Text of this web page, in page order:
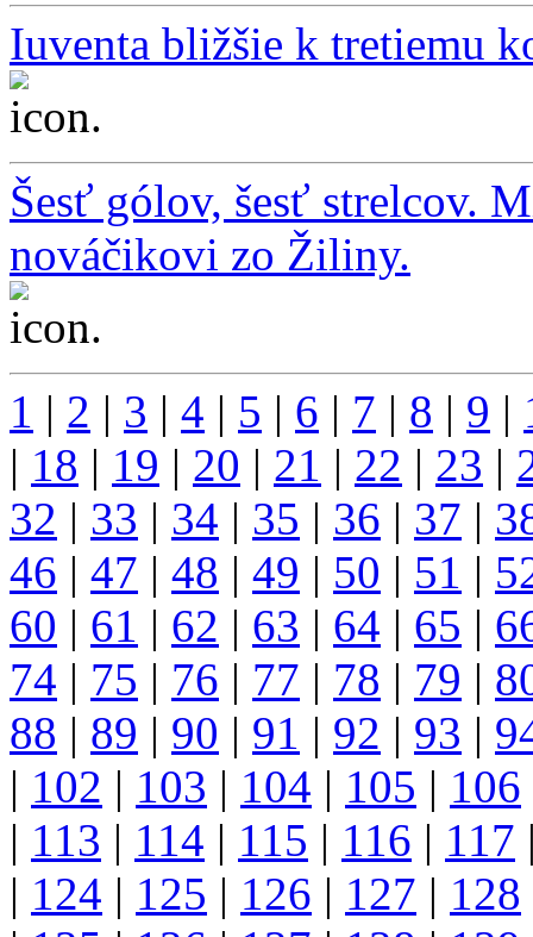
Iuventa bližšie k tretiemu
...
Šesť gólov, šesť strelcov.
nováčikovi zo Žiliny.
...
1 | 2 | 3 | 4 | 5 | 6 | 7 | 8 | 9 |
| 18 | 19 | 20 | 21 | 22 | 23 |
32 | 33 | 34 | 35 | 36 | 37 |
46 | 47 | 48 | 49 | 50 | 51 |
60 | 61 | 62 | 63 | 64 | 65 |
74 | 75 | 76 | 77 | 78 | 79 |
88 | 89 | 90 | 91 | 92 | 93 |
| 102 | 103 | 104 | 105 | 106
| 113 | 114 | 115 | 116 | 117
| 124 | 125 | 126 | 127 | 128